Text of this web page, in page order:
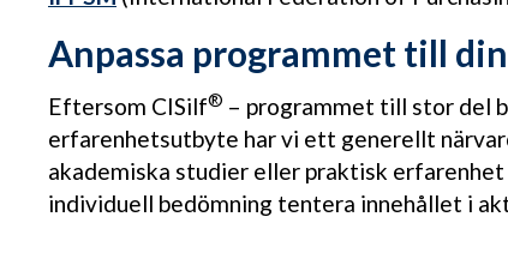
Anpassa programmet till
Eftersom CISilf® – programmet till stor del
erfarenhetsutbyte har vi ett generellt
akademiska studier eller praktisk
individuell bedömning tentera innehållet i